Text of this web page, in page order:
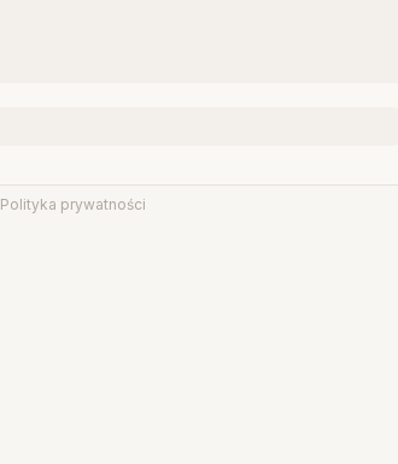
Polityka prywatności